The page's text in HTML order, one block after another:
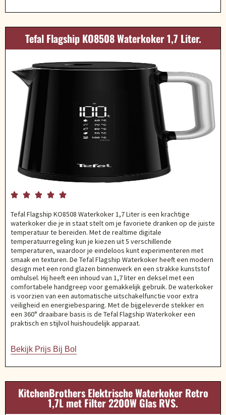
Tefal Flagship KO8508 Waterkoker 1,7 Liter.
    
Tefal Flagship KO8508 Waterkoker 1,7 Liter is een krachtige
waterkoker die je in staat stelt om je favoriete dranken op de juiste
temperatuur te bereiden. Met de realtime digitale
temperatuurregeling kun je kiezen uit 5 verschillende
temperaturen, waardoor je eindeloos kunt experimenteren met
smaak en texturen. De Tefal Flagship Waterkoker heeft een modern
design met een rond glazen binnenwerk en een strakke kunststof
omhulsel. Hij heeft een inhoud van 1,7 liter en deksel met een
comfortabele handgreep voor gemakkelijk gebruik. De waterkoker
is voorzien van een automatische uitschakelfunctie voor extra
veiligheid en energiebesparing. Met de bijgeleverde stekker en
een 360° draaibare basis is de Tefal Flagship Waterkoker een
praktisch en stijlvol huishoudelijk apparaat.
Bekijk Prijs Bij Bol
KitchenBrothers Elektrische Waterkoker Retro
1,7L met Filter 2200W Glas RVS.